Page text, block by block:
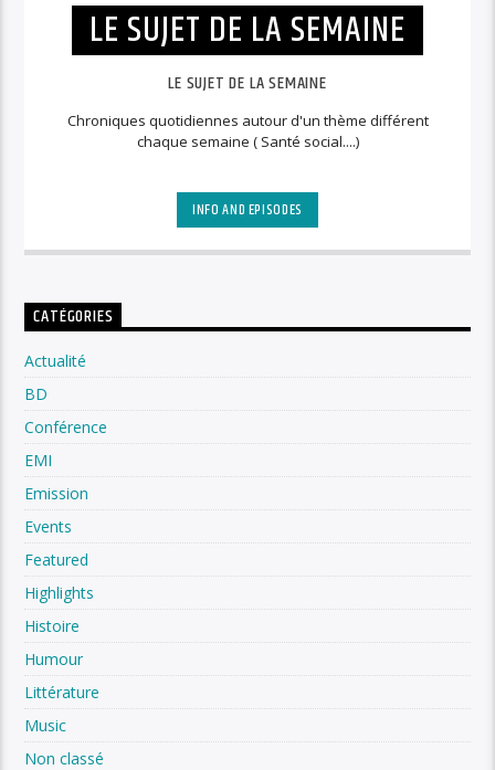
LE SUJET DE LA SEMAINE
LE SUJET DE LA SEMAINE
Chroniques quotidiennes autour d'un thème différent
chaque semaine ( Santé social....)
INFO AND EPISODES
CATÉGORIES
Actualité
BD
Conférence
EMI
Emission
Events
Featured
Highlights
Histoire
Humour
Littérature
Music
Non classé